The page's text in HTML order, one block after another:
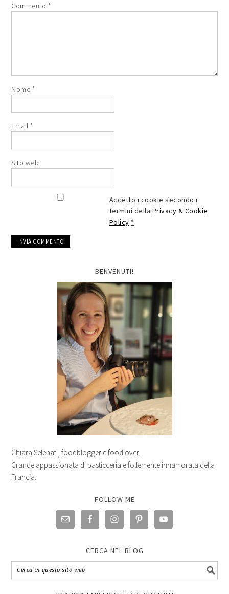
Commento *
Nome *
Email*
Sito web
Accetto i cookie secondo i
termini della Privacy & Cookie
Policy *
BENVENUTI!
Chiara Selenati, foodblogger e foodlover.
Grande appassionata di pasticceria e follemente innamorata della
Francia.
FOLLOW ME
CERCA NEL BLOG